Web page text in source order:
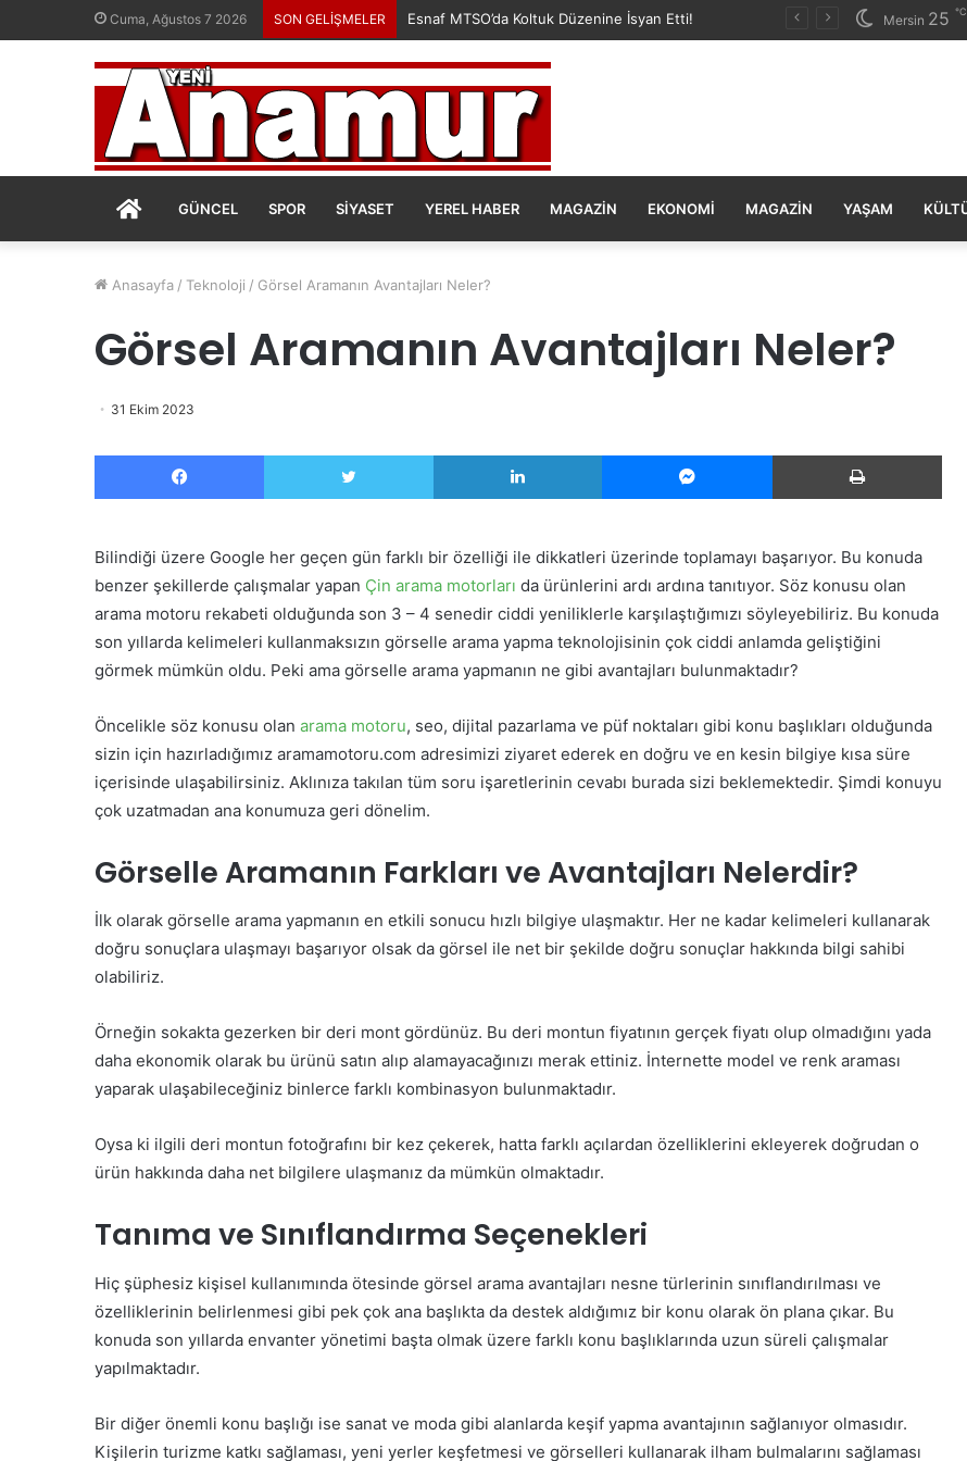
Cuma, Ağustos 7 2026 SON GELİŞMELER Esnaf MTSO’da Koltuk Düzenine İsyan Etti! Mersin 25 ℃
ANASAYFA
GÜNCEL SPOR SIYASET YEREL HABER MAGAZIN EKONOMI MAGAZIN YAŞAM
Anasayfa / Teknoloji / Görsel Aramanın Avantajları Neler?
Görsel Aramanın Avantajları Neler?
31 Ekim 2023
Facebook Twitter LinkedIn Messenger
Bilindiği üzere Google her geçen gün farklı bir özelliği ile dikkatleri üzerinde toplamayı başarıyor. Bu konuda
benzer şekillerde çalışmalar yapan Çin arama motorları da ürünlerini ardı ardına tanıtıyor. Söz konusu olan
arama motoru rekabeti olduğunda son 3 – 4 senedir ciddi yeniliklerle karşılaştığımızı söyleyebiliriz. Bu konuda
son yıllarda kelimeleri kullanmaksızın görselle arama yapma teknolojisinin çok ciddi anlamda geliştiğini
görmek mümkün oldu. Peki ama görselle arama yapmanın ne gibi avantajları bulunmaktadır?
Öncelikle söz konusu olan arama motoru, seo, dijital pazarlama ve püf noktaları gibi konu başlıkları olduğunda
sizin için hazırladığımız aramamotoru.com adresimizi ziyaret ederek en doğru ve en kesin bilgiye kısa süre
içerisinde ulaşabilirsiniz. Aklınıza takılan tüm soru işaretlerinin cevabı burada sizi beklemektedir. Şimdi konuyu
çok uzatmadan ana konumuza geri dönelim.
Görselle Aramanın Farkları ve Avantajları Nelerdir?
İlk olarak görselle arama yapmanın en etkili sonucu hızlı bilgiye ulaşmaktır. Her ne kadar kelimeleri kullanarak
doğru sonuçlara ulaşmayı başarıyor olsak da görsel ile net bir şekilde doğru sonuçlar hakkında bilgi sahibi
olabiliriz.
Örneğin sokakta gezerken bir deri mont gördünüz. Bu deri montun fiyatının gerçek fiyatı olup olmadığını yada
daha ekonomik olarak bu ürünü satın alıp alamayacağınızı merak ettiniz. İnternette model ve renk araması
yaparak ulaşabileceğiniz binlerce farklı kombinasyon bulunmaktadır.
Oysa ki ilgili deri montun fotoğrafını bir kez çekerek, hatta farklı açılardan özelliklerini ekleyerek doğrudan o
ürün hakkında daha net bilgilere ulaşmanız da mümkün olmaktadır.
Tanıma ve Sınıflandırma Seçenekleri
Hiç şüphesiz kişisel kullanımında ötesinde görsel arama avantajları nesne türlerinin sınıflandırılması ve
özelliklerinin belirlenmesi gibi pek çok ana başlıkta da destek aldığımız bir konu olarak ön plana çıkar. Bu
konuda son yıllarda envanter yönetimi başta olmak üzere farklı konu başlıklarında uzun süreli çalışmalar
yapılmaktadır.
Bir diğer önemli konu başlığı ise sanat ve moda gibi alanlarda keşif yapma avantajının sağlanıyor olmasıdır.
Kişilerin turizme katkı sağlaması, yeni yerler keşfetmesi ve görselleri kullanarak ilham bulmalarını sağlaması